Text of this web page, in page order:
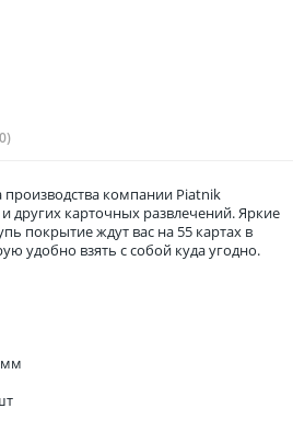
производства компании Piatnik
других карточных развлечений. Яркие
покрытие ждут вас на 55 картах в
удобно взять с собой куда угодно.